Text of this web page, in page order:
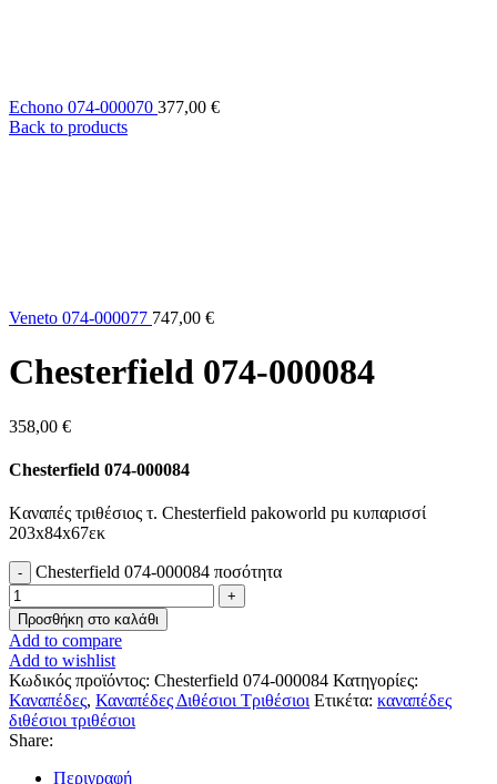
Echono 074-000070 377,00 €
Back to products
Veneto 074-000077 747,00 €
Chesterfield 074-000084
358,00 €
Chesterfield 074-000084
Kαναπές τριθέσιος τ. Chesterfield pakoworld pu κυπαρισσί
203x84x67εκ
Chesterfield 074-000084 ποσότητα
Προσθήκη στο καλάθι
Add to compare
Add to wishlist
Κωδικός προϊόντος: Chesterfield 074-000084 Κατηγορίες:
Καναπέδες, Καναπέδες Διθέσιοι Τριθέσιοι Ετικέτα: καναπέδες
διθέσιοι τριθέσιοι
Share:
Περιγραφή